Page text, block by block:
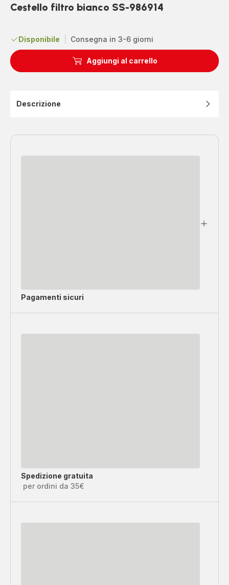
Cestello filtro bianco SS-986914
Disponibile Consegna in 3-6 giorni
Aggiungi al carrello
Descrizione
Pagamenti sicuri
Spedizione gratuita
per ordini da 35€